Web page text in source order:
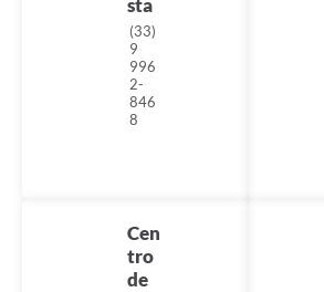
sta
(33)
9
996
2-
846
8
Cen
tro
de